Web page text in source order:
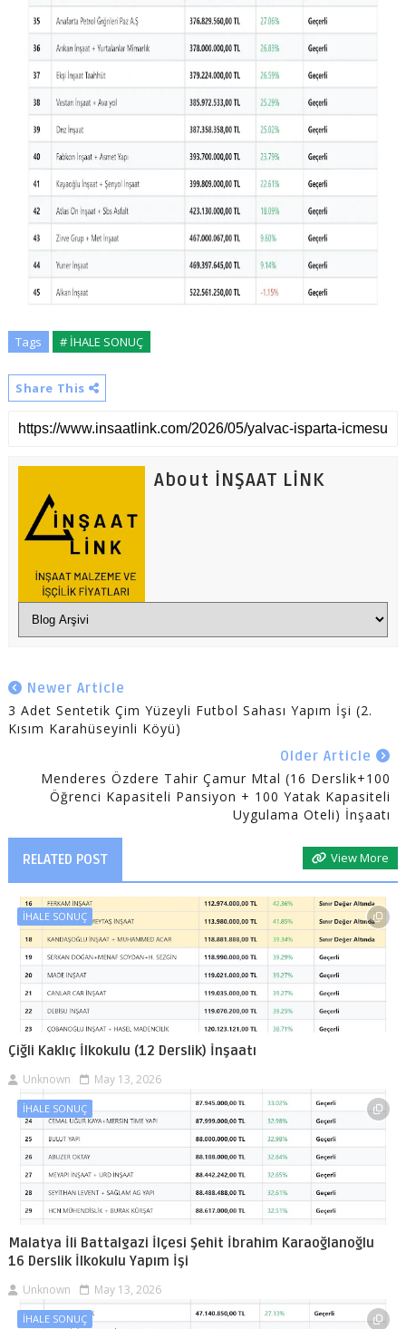
Tags # İHALE SONUÇ
Share This
About İNŞAAT LİNK
Newer Article
3 Adet Sentetik Çim Yüzeyli Futbol Sahası Yapım İşi (2.
Kısım Karahüseyinli Köyü)
Older Article
Menderes Özdere Tahir Çamur Mtal (16 Derslik+100
Öğrenci Kapasiteli Pansiyon + 100 Yatak Kapasiteli
Uygulama Oteli) İnşaatı
RELATED POST View More
İHALE SONUÇ
Çiğli Kaklıç İlkokulu (12 Derslik) İnşaatı
Unknown May 13, 2026
İHALE SONUÇ
Malatya İli Battalgazi İlçesi Şehit İbrahim Karaoğlanoğlu
16 Derslik İlkokulu Yapım İşi
Unknown May 13, 2026
İHALE SONUÇ